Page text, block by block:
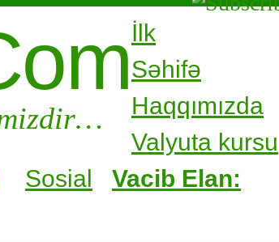
İlk
Səhifə
Haqqımızda
Valyuta kursu
Sosial
Vacib Elan: